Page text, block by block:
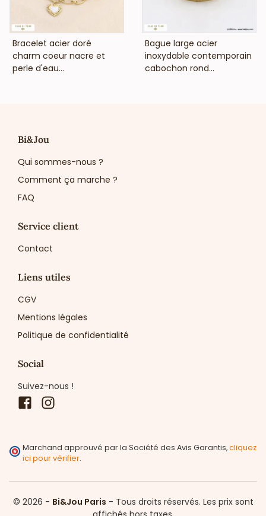
VOIR LE PRIX
Bracelet acier doré
charm coeur nacre et
perle d'eau...
VOIR LE PRIX
Bague large acier
inoxydable contemporain
cabochon rond...
Bi&Jou
Qui sommes-nous ?
Comment ça marche ?
FAQ
Service client
Contact
Liens utiles
CGV
Mentions légales
Politique de confidentialité
Social
Suivez-nous !
Facebook
Marchand approuvé par la Société des Avis Garantis,cliquez
ici pour vérifier.
© 2026 - Bi&Jou Paris - Tous droits réservés. Les prix sont